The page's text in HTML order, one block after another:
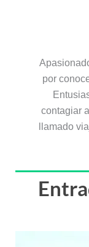
por
contagiar
llamado